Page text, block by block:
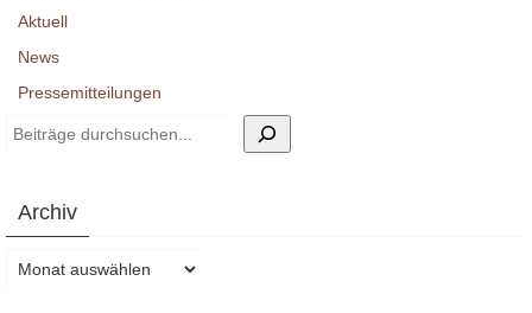
Aktuell
News
Pressemitteilungen
Suchen
Archiv
Archiv